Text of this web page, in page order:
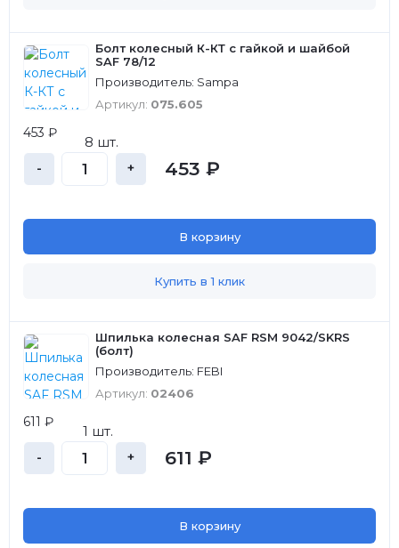
Болт колесный К-КТ с гайкой и шайбой
SAF 78/12
Производитель: Sampa
Артикул: 075.605
453 ₽
8 шт.
- + 453 ₽
В корзину
Купить в 1 клик
Шпилька колесная SAF RSM 9042/SKRS
(болт)
Производитель: FEBI
Артикул: 02406
611 ₽
1 шт.
- + 611 ₽
В корзину